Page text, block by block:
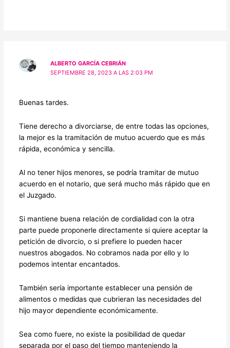
ALBERTO GARCÍA CEBRIÁN
SEPTIEMBRE 28, 2023 A LAS 2:03 PM
Buenas tardes.
Tiene derecho a divorciarse, de entre todas las opciones,
la mejor es la tramitación de mutuo acuerdo que es más
rápida, económica y sencilla.
Al no tener hijos menores, se podría tramitar de mutuo
acuerdo en el notario, que será mucho más rápido que en
el Juzgado.
Si mantiene buena relación de cordialidad con la otra
parte puede proponerle directamente si quiere aceptar la
petición de divorcio, o si prefiere lo pueden hacer
nuestros abogados. No cobramos nada por ello y lo
podemos intentar encantados.
También sería importante establecer una pensión de
alimentos o medidas que cubrieran las necesidades del
hijo mayor dependiente económicamente.
Sea como fuere, no existe la posibilidad de quedar
separada por el paso del tiempo manteniendo la